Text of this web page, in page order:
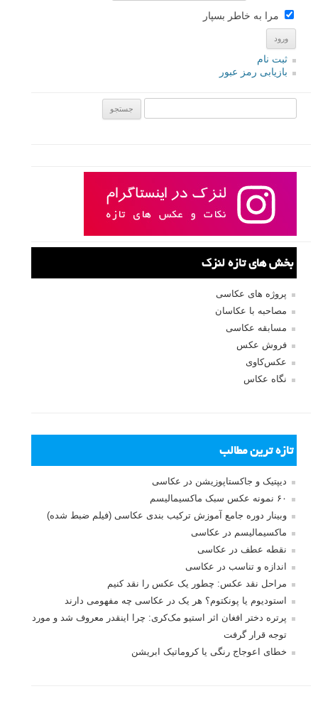
مرا به خاطر بسپار
ثبت نام
بازیابی رمز عبور
بخش های تازه لنزک
پروژه های عکاسی
مصاحبه با عکاسان
مسابقه عکاسی
فروش عکس
عکس‌کاوی
نگاه عکاس
تازه ترین مطالب
دیپتیک و جاکستا‌پوزیشن در عکاسی
۶۰ نمونه عکس سبک ماکسیمالیسم
وبینار دوره جامع آموزش ترکیب بندی عکاسی (فیلم ضبط شده)
ماکسیمالیسم در عکاسی
نقطه عطف در عکاسی
اندازه و تناسب در عکاسی
مراحل نقد عکس: چطور یک عکس را نقد کنیم
استودیوم یا پونکتوم؟ هر یک در عکاسی چه مفهومی دارند
پرتره دختر افغان اثر استیو مک‌کری: چرا اینقدر معروف شد و مورد
توجه قرار گرفت
خطای اعوجاج رنگی یا کروماتیک ابریشن